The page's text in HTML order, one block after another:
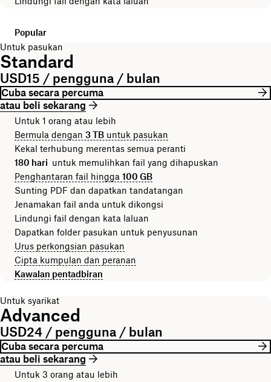
Popular
Untuk pasukan
Standard
USD15 / pengguna / bulan
Cuba secara percuma
atau beli sekarang
Untuk 1 orang atau lebih
Bermula dengan 3 TB untuk pasukan
Kekal terhubung merentas semua peranti
180 hari untuk memulihkan fail yang dihapuskan
Penghantaran fail hingga 100 GB
Sunting PDF dan dapatkan tandatangan
Jenamakan fail anda untuk dikongsi
Lindungi fail dengan kata laluan
Dapatkan folder pasukan untuk penyusunan
Urus perkongsian pasukan
Cipta kumpulan dan peranan
Kawalan pentadbiran
Untuk syarikat
Advanced
USD24 / pengguna / bulan
Cuba secara percuma
atau beli sekarang
Untuk 3 orang atau lebih